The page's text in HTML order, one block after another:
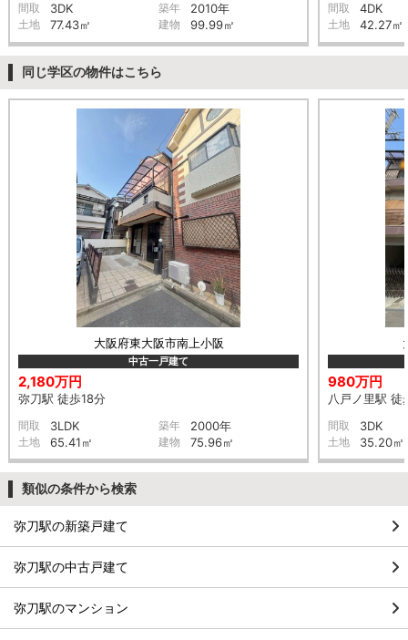
間取 3DK 築年 2010年
土地 77.43㎡ 建物 99.99㎡
間取 4DK
土地 42.27㎡
同じ学区の物件はこちら
大阪府東大阪市南上小阪
中古一戸建て
2,180万円
弥刀駅 徒歩18分
間取 3LDK 築年 2000年
土地 65.41㎡ 建物 75.96㎡
980万円
八戸ノ里駅 徒
間取 3DK
土地 35.20㎡
類似の条件から検索
弥刀駅の新築戸建て
弥刀駅の中古戸建て
弥刀駅のマンション